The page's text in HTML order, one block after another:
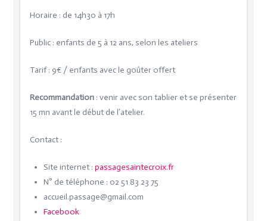
Horaire : de 14h30 à 17h
Public : enfants de 5 à 12 ans, selon les ateliers
Tarif : 9€ / enfants avec le goûter offert
Recommandation: venir avec son tablier et se présenter
15 mn avant le début de l’atelier.
Contact :
Site internet : passagesaintecroix.fr
N° de téléphone : 02 51 83 23 75
accueil.passage@gmail.com
Facebook